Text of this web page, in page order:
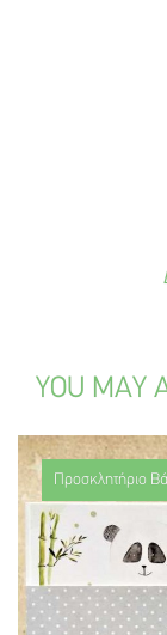
YOU MAY
Προσκλητήριο